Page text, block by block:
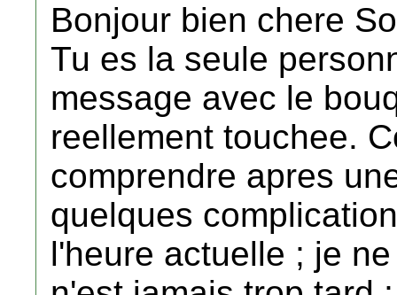
Bonjour bien chere
Tu es la seule
message avec le
reellement touchee.
comprendre apres
quelques
l'heure actuelle ; je